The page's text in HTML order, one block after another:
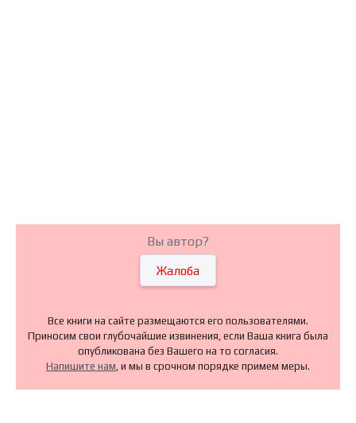
Вы автор?
Жалоба
Все книги на сайте размещаются его пользователями.
Приносим свои глубочайшие извинения, если Ваша книга была
опубликована без Вашего на то согласия.
Напишите нам , и мы в срочном порядке примем меры.